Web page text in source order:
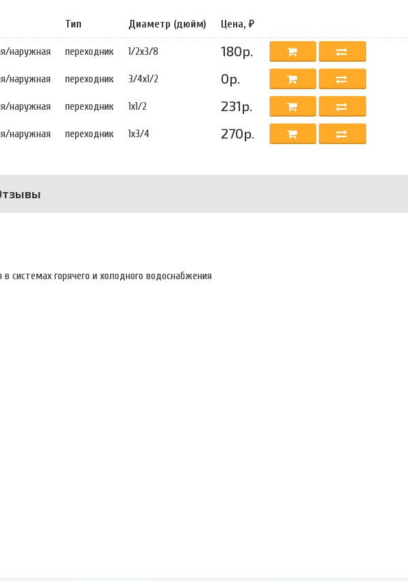
Тип Диаметр (дюйм) Цена, ₽
наружная переходник 1/2х3/8 180р.
наружная переходник 3/4х1/2 0р.
наружная переходник 1х1/2 231р.
наружная переходник 1х3/4 270р.
системах горячего и холодного водоснабжения